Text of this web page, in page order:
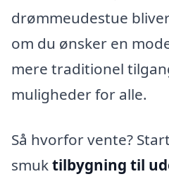
drømmeudestue
om du ønsker en
mere traditionel
muligheder for alle.
Så hvorfor vente?
smuktilbygning til